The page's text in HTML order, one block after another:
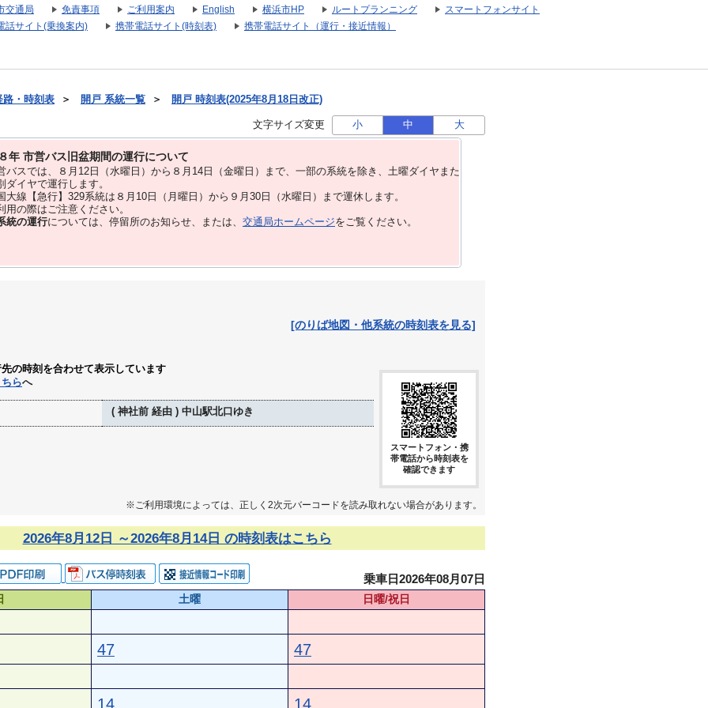
交通局 免責事項 ご利用案内 English 横浜市HP ルートプランニング
スマートフォンサイト
話サイト(乗換案内)
携帯電話サイト(時刻表) 携帯電話サイト（運行・接近情報）
路・時刻表 ＞ 開戸 系統一覧 ＞ 開戸 時刻表(2025年8月18日改正)
文字サイズ変更 小 中 大
年 市営バス旧盆期間の運行について
スでは、８⽉12⽇（水曜日）から８⽉14⽇（金曜日）まで、⼀部の系統を除き、⼟曜ダイヤまた
ダイヤで運⾏します。
【急行】329系統は８月10日（月曜日）から９月30日（水曜日）まで運休します。
の際はご注意ください。
統の運行については、停留所のお知らせ、または、 交通局ホームページをご覧ください。
[のりば地図・他系統の時刻表を見る]
の時刻を合わせて表示しています
らへ
( 神社前 経由 ) 中山駅北口ゆき
スマートフォン・携
帯電話から時刻表を
確認できます
※ご利用環境によっては、正しく2次元バーコードを読み取れない場合があります。
2026年8月12日 ～2026年8月14日 の時刻表はこちら
乗車日2026年08月07日
土曜 日曜/祝日
47 47
14 14